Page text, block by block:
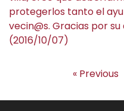
protegerlos tanto el
vecin@s. Gracias por
(2016/10/07)
« Previous